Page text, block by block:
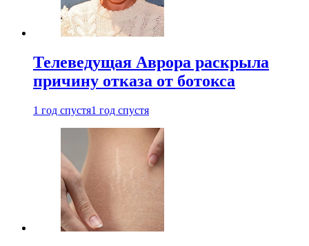
Телеведущая Аврора раскрыла
причину отказа от ботокса
1 год спустя1 год спустя